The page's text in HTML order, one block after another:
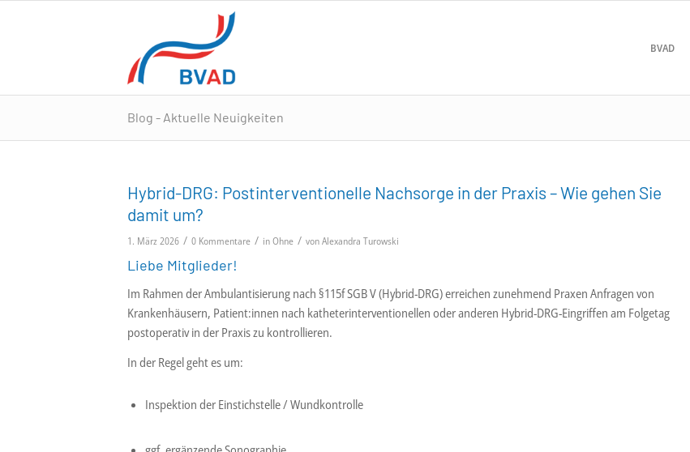
BVAD
Blog - Aktuelle Neuigkeiten
Hybrid-DRG: Postinterventionelle Nachsorge in der Praxis – Wie gehen Sie
damit um?
1. März 2026 / 0 Kommentare / inOhne / vonAlexandra Turowski
Liebe Mitglieder!
Im Rahmen der Ambulantisierung nach §115f SGB V (Hybrid-DRG) erreichen zunehmend Praxen Anfragen von
Krankenhäusern, Patient:innen nach katheterinterventionellen oder anderen Hybrid-DRG-Eingriffen am Folgetag
postoperativ in der Praxis zu kontrollieren.
In der Regel geht es um:
Inspektion der Einstichstelle / Wundkontrolle